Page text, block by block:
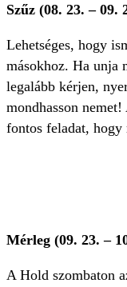
Szűz (08. 23. – 09.
Lehetséges, hogy
másokhoz. Ha unja
legalább kérjen,
mondhasson
fontos feladat, hogy
Mérleg (09. 23. –
A Hold szombaton